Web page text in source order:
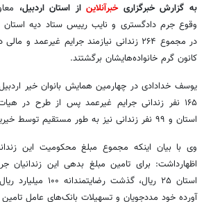
به گزارش خبرگزاریخبرآنلایناز استان اردبیل،
وقوع جرم دادگستری و نایب رییس ستاد دیه استان
در مجموع ۲۶۴ زندانی نیازمند جرایم غیرعمد
کانون گرم خانواده‌هایشان برگشتند.
یوسف خدادادی در چهارمین همایش بانوان خیر اردبیل
۱۶۵ نفر زندانی جرایم غیرعمد پس از طرح در
استان و ۹۹ نفر زندانی نیز به طور مستقیم توسط خیرین آزاد شدند.
اظهارداشت: برای تامین مبلغ بدهی این زندانیان
استان ۲۵ ریال، گذشت
آورده خود مددجویان و تسهیلات بانک‌های عامل